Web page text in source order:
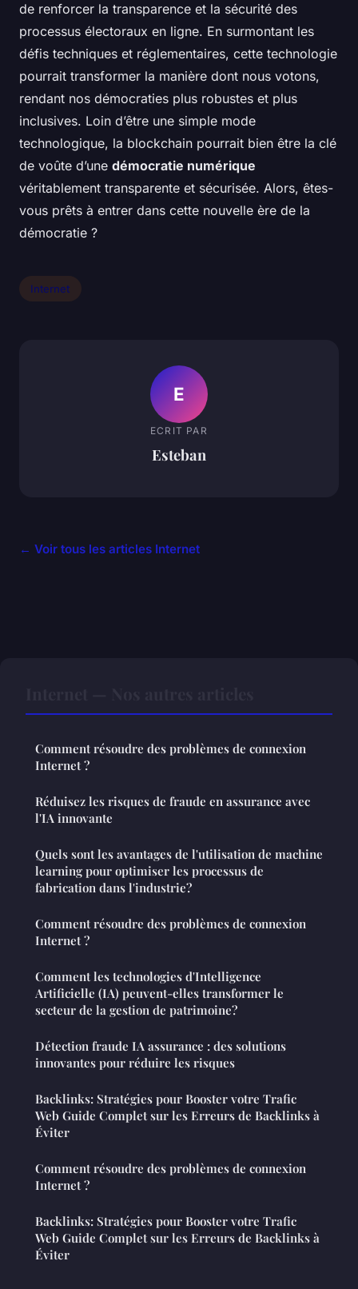
de renforcer la transparence et la sécurité des
processus électoraux en ligne. En surmontant les
défis techniques et réglementaires, cette technologie
pourrait transformer la manière dont nous votons,
rendant nos démocraties plus robustes et plus
inclusives. Loin d’être une simple mode
technologique, la blockchain pourrait bien être la clé
de voûte d’une démocratie numérique
véritablement transparente et sécurisée. Alors, êtes-
vous prêts à entrer dans cette nouvelle ère de la
démocratie ?
Internet
E
ECRIT PAR
Esteban
← Voir tous les articles Internet
Comment résoudre des problèmes de connexion
Internet ?
Réduisez les risques de fraude en assurance avec
l'IA innovante
Quels sont les avantages de l'utilisation de machine
learning pour optimiser les processus de
fabrication dans l'industrie?
Comment résoudre des problèmes de connexion
Internet ?
Comment les technologies d'Intelligence
Artificielle (IA) peuvent-elles transformer le
secteur de la gestion de patrimoine?
Détection fraude IA assurance : des solutions
innovantes pour réduire les risques
Backlinks: Stratégies pour Booster votre Trafic
Web Guide Complet sur les Erreurs de Backlinks à
Éviter
Comment résoudre des problèmes de connexion
Internet ?
Backlinks: Stratégies pour Booster votre Trafic
Web Guide Complet sur les Erreurs de Backlinks à
Éviter